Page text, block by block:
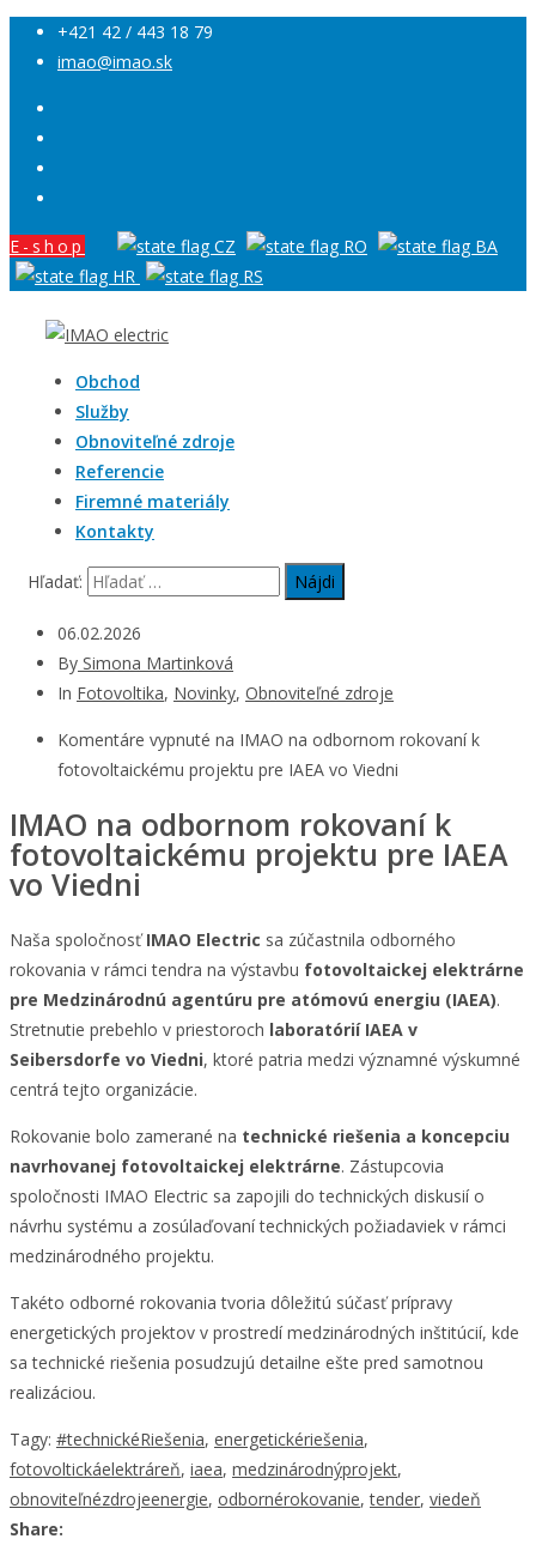
+421 42 / 443 18 79
imao@imao.sk
E-shop
Obchod
Služby
Obnoviteľné zdroje
Referencie
Firemné materiály
Kontakty
Hľadať:
06.02.2026
By Simona Martinková
In Fotovoltika, Novinky, Obnoviteľné zdroje
Komentáre vypnuté na IMAO na odbornom rokovaní k
fotovoltaickému projektu pre IAEA vo Viedni
IMAO na odbornom rokovaní k
fotovoltaickému projektu pre IAEA
vo Viedni
Naša spoločnosťIMAO Electric sa zúčastnila odborného
rokovania v rámci tendra na výstavbu fotovoltaickej elektrárne
pre Medzinárodnú agentúru pre atómovú energiu (IAEA).
Stretnutie prebehlo v priestoroch laboratórií IAEA v
Seibersdorfe vo Viedni, ktoré patria medzi významné výskumné
centrá tejto organizácie.
Rokovanie bolo zamerané na technické riešenia a koncepciu
navrhovanej fotovoltaickej elektrárne. Zástupcovia
spoločnosti IMAO Electric sa zapojili do technických diskusií o
návrhu systému a zosúlaďovaní technických požiadaviek v rámci
medzinárodného projektu.
Takéto odborné rokovania tvoria dôležitú súčasť prípravy
energetických projektov v prostredí medzinárodných inštitúcií, kde
sa technické riešenia posudzujú detailne ešte pred samotnou
realizáciou.
Tagy: #technickéRiešenia, energetickériešenia,
fotovoltickáelektráreň, iaea, medzinárodnýprojekt,
obnoviteľnézdrojeenergie, odbornérokovanie,tender, viedeň
Share: